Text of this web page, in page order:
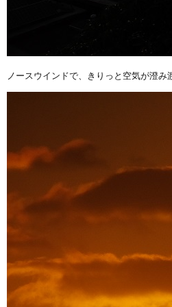
ノースウインドで、きりっと空気が澄み